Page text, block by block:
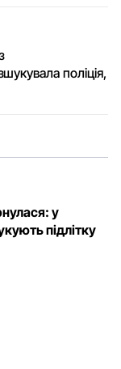
поліція,
у
підлітку